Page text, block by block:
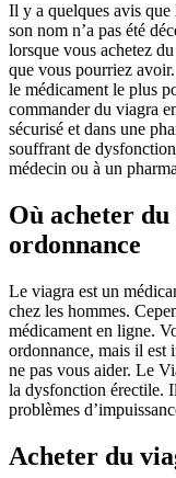
Il y a quelques avis que
son nom n’a pas été
lorsque vous achetez
que vous pourriez
le médicament le plus
commander du viagra
sécurisé et dans une
souffrant de
médecin ou à un
Où acheter
ordonnance
Le viagra est un
chez les hommes.
médicament en ligne.
ordonnance, mais il est
ne pas vous aider. Le
la dysfonction érectile.
problèmes
Acheter du